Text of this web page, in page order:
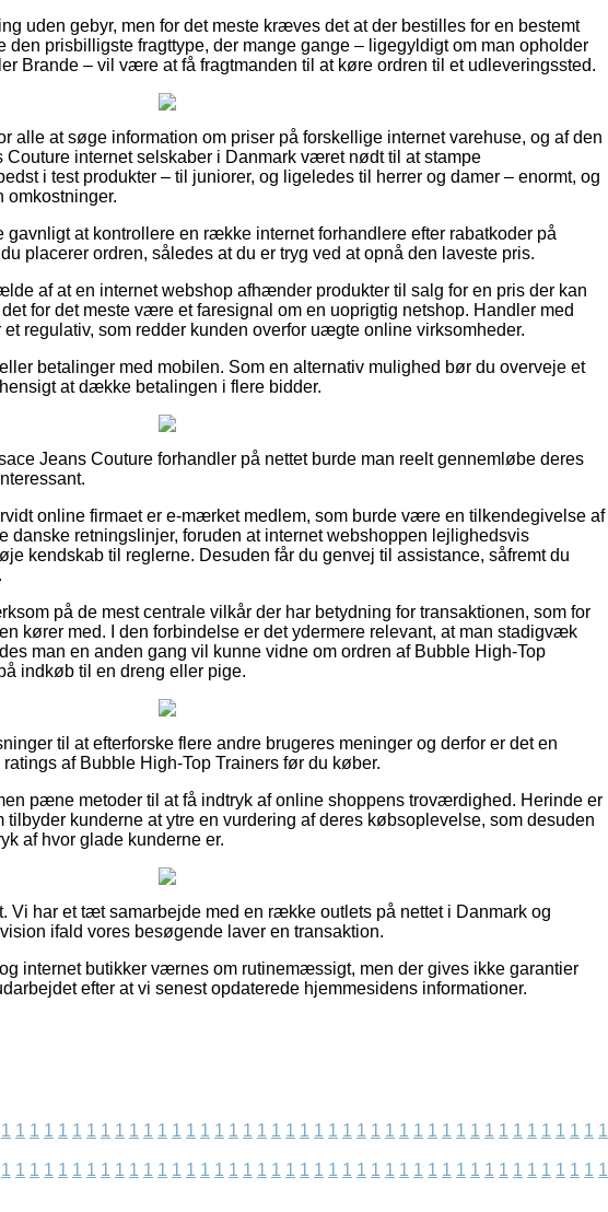
uden gebyr, men for det meste kræves det at der bestilles for en bestemt
den prisbilligste fragttype, der mange gange – ligegyldigt om man opholder
Brande – vil være at få fragtmanden til at køre ordren til et udleveringssted.
alle at søge information om priser på forskellige internet varehuse, og af den
Couture internet selskaber i Danmark været nødt til at stampe
i test produkter – til juniorer, og ligeledes til herrer og damer – enormt, og
omkostninger.
at kontrollere en række internet forhandlere efter rabatkoder på
placerer ordren, således at du er tryg ved at opnå den laveste pris.
af at en internet webshop afhænder produkter til salg for en pris der kan
for det meste være et faresignal om en uoprigtig netshop. Handler med
regulativ, som redder kunden overfor uægte online virksomheder.
betalinger med mobilen. Som en alternativ mulighed bør du overveje et
at dække betalingen i flere bidder.
Jeans Couture forhandler på nettet burde man reelt gennemløbe deres
online firmaet er e-mærket medlem, som burde være en tilkendegivelse af
danske retningslinjer, foruden at internet webshoppen lejlighedsvis
kendskab til reglerne. Desuden får du genvej til assistance, såfremt du
på de mest centrale vilkår der har betydning for transaktionen, som for
kører med. I den forbindelse er det ydermere relevant, at man stadigvæk
man en anden gang vil kunne vidne om ordren af Bubble High-Top
indkøb til en dreng eller pige.
til at efterforske flere andre brugeres meninger og derfor er det en
af Bubble High-Top Trainers før du køber.
pæne metoder til at få indtryk af online shoppens troværdighed. Herinde er
tilbyder kunderne at ytre en vurdering af deres købsoplevelse, som desuden
af hvor glade kunderne er.
Vi har et tæt samarbejde med en række outlets på nettet i Danmark og
ifald vores besøgende laver en transaktion.
internet butikker værnes om rutinemæssigt, men der gives ikke garantier
efter at vi senest opdaterede hjemmesidens informationer.
1 1 1 1 1 1 1 1 1 1 1 1 1 1 1 1 1 1 1 1 1 1 1 1 1 1 1 1 1 1 1 1 1 1 1 1 1 1 1 1 1 1 1
1 1 1 1 1 1 1 1 1 1 1 1 1 1 1 1 1 1 1 1 1 1 1 1 1 1 1 1 1 1 1 1 1 1 1 1 1 1 1 1 1 1 1